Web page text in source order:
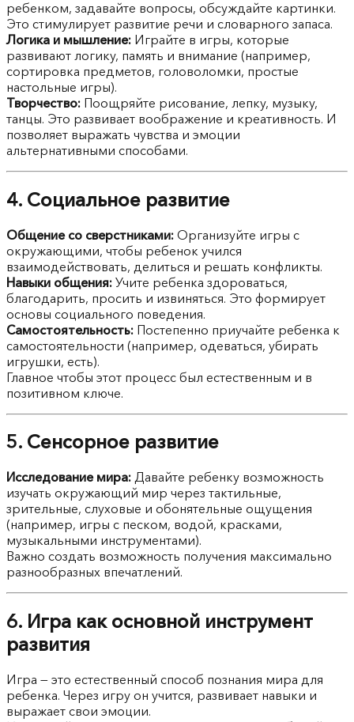
ребенком, задавайте вопросы, обсуждайте картинки.
Это стимулирует развитие речи и словарного запаса.
Логика и мышление: Играйте в игры, которые
развивают логику, память и внимание (например,
сортировка предметов, головоломки, простые
настольные игры).
Творчество: Поощряйте рисование, лепку, музыку,
танцы. Это развивает воображение и креативность. И
позволяет выражать чувства и эмоции
альтернативными способами.
4. Социальное развитие
Общение со сверстниками: Организуйте игры с
окружающими, чтобы ребенок учился
взаимодействовать, делиться и решать конфликты.
Навыки общения: Учите ребенка здороваться,
благодарить, просить и извиняться. Это формирует
основы социального поведения.
Самостоятельность: Постепенно приучайте ребенка к
самостоятельности (например, одеваться, убирать
игрушки, есть).
Главное чтобы этот процесс был естественным и в
позитивном ключе.
5. Сенсорное развитие
Исследование мира: Давайте ребенку возможность
изучать окружающий мир через тактильные,
зрительные, слуховые и обонятельные ощущения
(например, игры с песком, водой, красками,
музыкальными инструментами).
Важно создать возможность получения максимально
разнообразных впечатлений.
6. Игра как основной инструмент
развития
Игра — это естественный способ познания мира для
ребенка. Через игру он учится, развивает навыки и
выражает свои эмоции.